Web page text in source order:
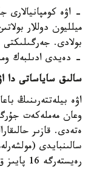
ميلليون دوللار
بولادى.
- دەيدى ادىلبەك
سالىق ساياساتى دا
اۋە بيلەتتەرىنىڭ
وعان مەملەكەت
ەتەدى. قازىر
رەيستەرگە 16 پايىز ق ق س قولدانىلادى.